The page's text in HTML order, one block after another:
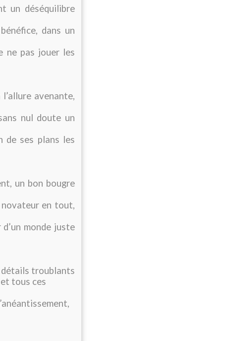
un déséquilibre
dans un
ne pas jouer les
avenante,
nul doute un
de ses plans les
un bon bougre
en tout,
monde juste
détails troublants
tous ces